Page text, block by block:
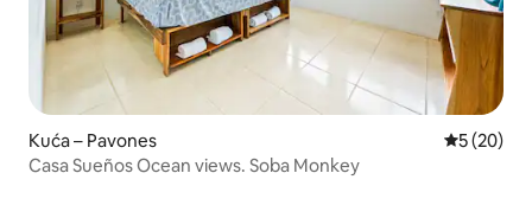
Kuća – Pavones Prosječna
5 (20)
Casa Sueños Ocean views. Soba Monkey